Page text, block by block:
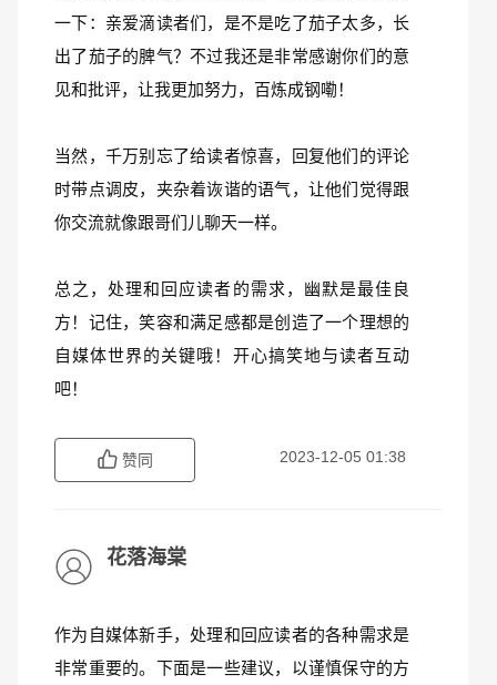
一下：亲爱滴读者们，是不是吃了茄子太多，长
出了茄子的脾气？不过我还是非常感谢你们的意
见和批评，让我更加努力，百炼成钢嘞！
当然，千万别忘了给读者惊喜，回复他们的评论
时带点调皮，夹杂着诙谐的语气，让他们觉得跟
你交流就像跟哥们儿聊天一样。
总之，处理和回应读者的需求，幽默是最佳良
方！记住，笑容和满足感都是创造了一个理想的
自媒体世界的关键哦！开心搞笑地与读者互动
吧！
赞同 2023-12-05 01:38
花落海棠
作为自媒体新手，处理和回应读者的各种需求是
非常重要的。下面是一些建议，以谨慎保守的方